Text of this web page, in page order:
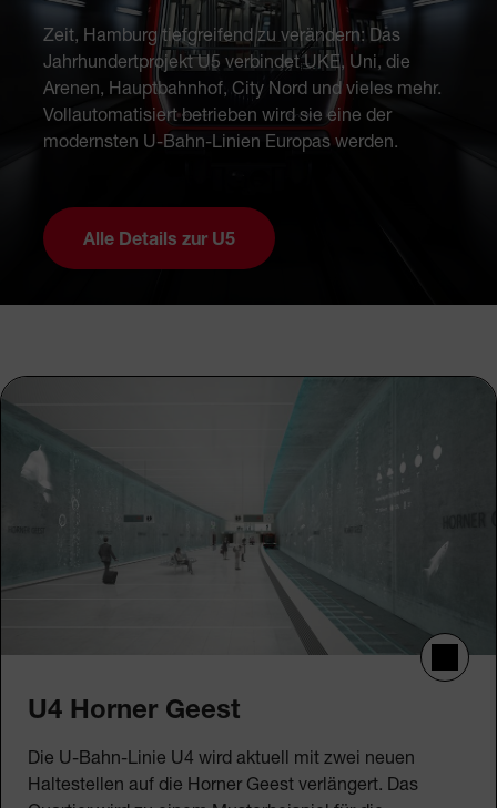
Zeit, Hamburg tiefgreifend zu verändern: Das
Jahrhundertprojekt U5 verbindet UKE, Uni, die
Arenen, Hauptbahnhof, City Nord und vieles mehr.
Vollautomatisiert betrieben wird sie eine der
modernsten U-Bahn-Linien Europas werden.
Alle Details zur U5
U4 Horner Geest
Die U-Bahn-Linie U4 wird aktuell mit zwei neuen
Haltestellen auf die Horner Geest verlängert. Das